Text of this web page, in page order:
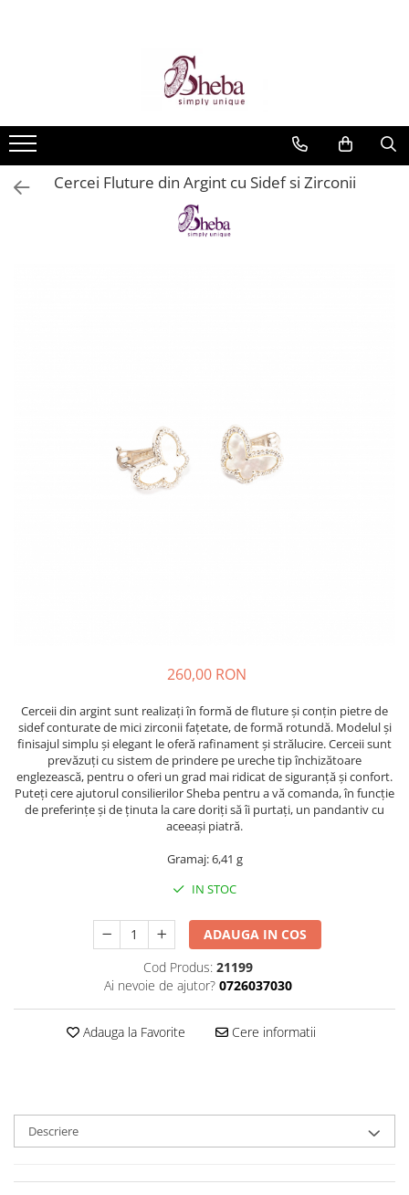
Cercei Fluture din Argint cu Sidef si Zirconii
260,00 RON
Cerceii din argint sunt realizați în formă de fluture și conțin pietre de
sidef conturate de mici zirconii fațetate, de formă rotundă. Modelul și
finisajul simplu și elegant le oferă rafinament și strălucire. Cerceii sunt
prevăzuți cu sistem de prindere pe ureche tip închizătoare
englezească, pentru o oferi un grad mai ridicat de siguranță și confort.
Puteți cere ajutorul consilierilor Sheba pentru a vă comanda, în funcție
de preferințe și de ținuta la care doriți să îi purtați, un pandantiv cu
aceeași piatră.
Gramaj: 6,41 g
IN STOC
ADAUGA IN COS
Cod Produs: 21199
Ai nevoie de ajutor? 0726037030
Adauga la Favorite Cere informatii
Descriere